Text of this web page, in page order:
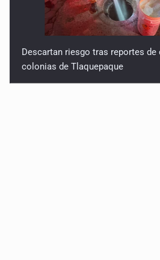
Descartan riesgo tras reportes de
colonias de Tlaquepaque